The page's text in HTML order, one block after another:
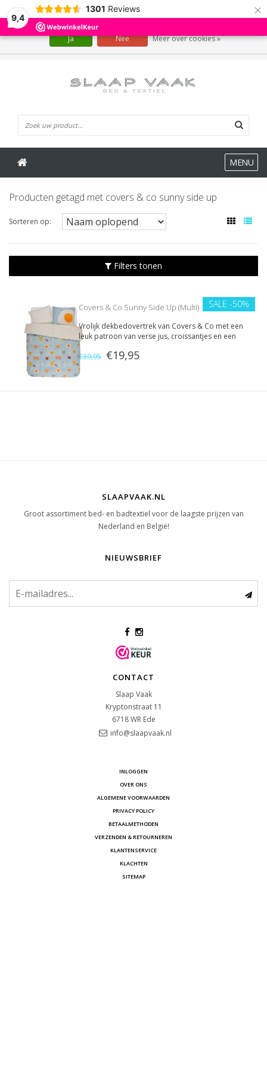
9,4
1301 Reviews ×
MENU
Producten getagd met covers & co sunny side up
Sorteren op:
Filters tonen
SALE -50%
Covers & Co Sunny Side Up (Multi)
Vrolijk dekbedovertrek van Covers & Co met een
leuk patroon van verse jus, croissantjes en een
spiegeleitje. Alles wat je nodig hebt om de dag
goed te beginnen!
€39,95 €19,95
SLAAPVAAK.NL
Groot assortiment bed- en badtextiel voor de laagste prijzen van
Nederland en België!
NIEUWSBRIEF
CONTACT
Slaap Vaak
Kryptonstraat 11
6718 WR Ede
info@slaapvaak.nl
INLOGGEN
OVER ONS
ALGEMENE VOORWAARDEN
PRIVACY POLICY
BETAALMETHODEN
VERZENDEN & RETOURNEREN
KLANTENSERVICE
KLACHTEN
SITEMAP
Wij slaan cookies op om onze website te verbeteren. Is dat akkoord?
Ja Nee Meer over cookies »